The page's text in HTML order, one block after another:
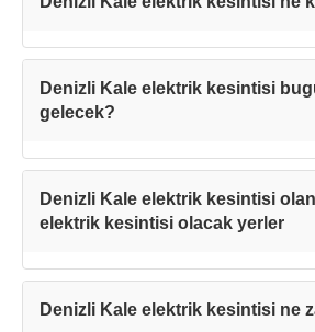
Denizli Kale elektrik kesintisi
gelecek?
Denizli Kale elektrik kesintisi
elektrik kesintisi olacak yerler
Denizli Kale elektrik kesintisi ne